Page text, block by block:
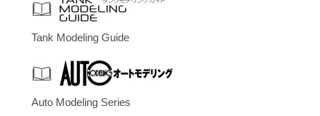
Tank Modeling Guide
Auto Modeling Series